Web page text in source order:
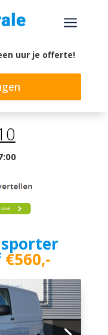
a
uur je offerte!
€560,-